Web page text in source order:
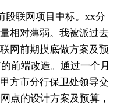
段联网项目中标。xx分
相对薄弱。我被派过去
网前期摸底做方案及预
前端改造。通过一个月
方市分行保卫处领导交
点的设计方案及预算，